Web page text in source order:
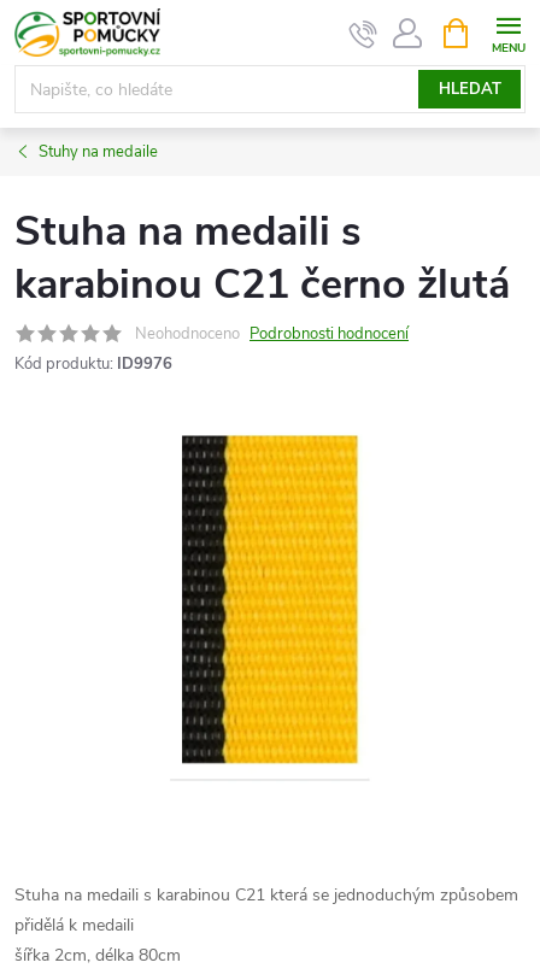
Přejít
na
obsah
HLEDAT
NÁKUPNÍ
KOŠÍK
Stuhy na medaile
Stuha na medaili s
karabinou C21 černo žlutá
Neohodnoceno Podrobnosti hodnocení
Kód produktu: ID9976
Stuha na medaili s karabinou C21 která se jednoduchým způsobem
přidělá k medaili
šířka 2cm, délka 80cm